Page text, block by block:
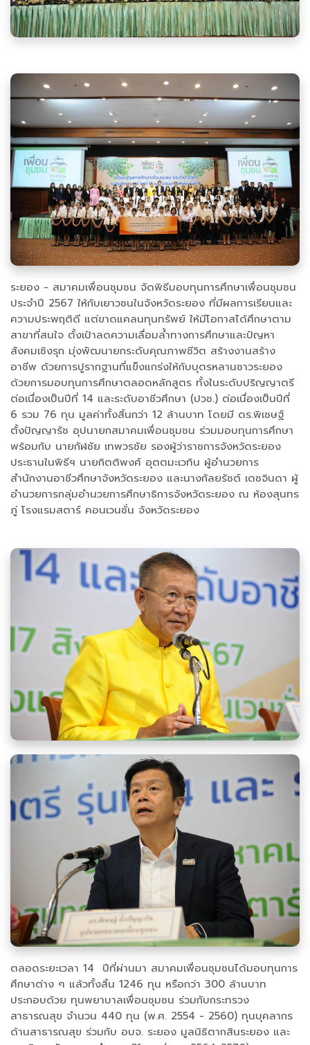
ระยอง - สมาคมเพื่อนชุมชน จัดพิธีมอบทุนการศึกษาเพื่อนชุมชน
ประจำปี 2567 ให้กับเยาวชนในจังหวัดระยอง ที่มีผลการเรียนและ
ความประพฤติดี แต่ขาดแคลนทุนทรัพย์ ให้มีโอกาสได้ศึกษาตาม
สาขาที่สนใจ ตั้งเป้าลดความเลื่อมล้ำทางการศึกษาและปัญหา
สังคมเชิงรุก มุ่งพัฒนายกระดับคุณภาพชีวิต สร้างงานสร้าง
อาชีพ ด้วยการปูรากฐานที่แข็งแกร่งให้กับบุตรหลานชาวระยอง
ด้วยการมอบทุนการศึกษาตลอดหลักสูตร ทั้งในระดับปริญญาตรี
ต่อเนื่องเป็นปีที่ 14 และระดับอาชีวศึกษา (ปวช.) ต่อเนื่องเป็นปีที่
6 รวม 76 ทุน มูลค่าทั้งสิ้นกว่า 12 ล้านบาท โดยมี ดร.พิเชษฐ์
ตั้งปัญญารัช อุปนายกสมาคมเพื่อนชุมชน ร่วมมอบทุนการศึกษา
พร้อมกับ นายกัฬชัย เทพวรชัย รองผู้ว่าราชการจังหวัดระยอง
ประธานในพิธีฯ นายกิตติพงศ์ อุตตมะเวทิน ผู้อำนวยการ
สำนักงานอาชีวศึกษาจังหวัดระยอง และนางกัลยรัชต์ เดชจินดา ผู้
อำนวยการกลุ่มอำนวยการศึกษาธิการจังหวัดระยอง ณ ห้องสุนทร
ภู่ โรงแรมสตาร์ คอนเวนชั่น จังหวัดระยอง
ตลอดระยะเวลา 14 ปีที่ผ่านมา สมาคมเพื่อนชุมชนได้มอบทุนการ
ศึกษาต่าง ๆ แล้วทั้งสิ้น 1246 ทุน หรือกว่า 300 ล้านบาท
ประกอบด้วย ทุนพยาบาลเพื่อนชุมชน ร่วมกับกระทรวง
สาธารณสุข จำนวน 440 ทุน (พ.ศ. 2554 - 2560) ทุนบุคลากร
ด้านสาธารณสุข ร่วมกับ อบจ. ระยอง มูลนิธิตากสินระยอง และ